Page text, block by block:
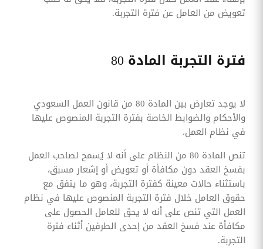
تعويض من العامل عن فترة التجربة.
فترة التجربة المادة 80
لا يوجد تعارض بين المادة 80 من قانون العمل السعودي
والأحكام والضوابط الخاصة بفترة التجربة المنصوص عليها
في نظام العمل.
تنص المادة 80 من النظام على أنه لا يُسمح لصاحب العمل
بفسخ العقد دون مكافأة أو تعويض أو إشعار مسبق،
باستثناء حالات معينة كفترة التجربة، وهو ما يتفق مع
حقوق العامل خلال فترة التجربة المنصوص عليها في نظام
العمل التي تنص على أنه لا يحق للعامل الحصول على
مكافأة عند فسخ العقد من إحدى الطرفين أثناء فترة
التجربة.